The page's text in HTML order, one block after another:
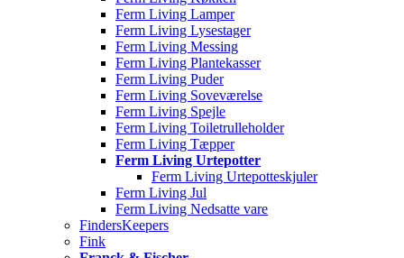
Ferm Living Lamper
Ferm Living Lysestager
Ferm Living Messing
Ferm Living Plantekasser
Ferm Living Puder
Ferm Living Soveværelse
Ferm Living Spejle
Ferm Living Toiletrulleholder
Ferm Living Tæpper
Ferm Living Urtepotter
Ferm Living Urtepotteskjuler
Ferm Living Jul
Ferm Living Nedsatte vare
FindersKeepers
Fink